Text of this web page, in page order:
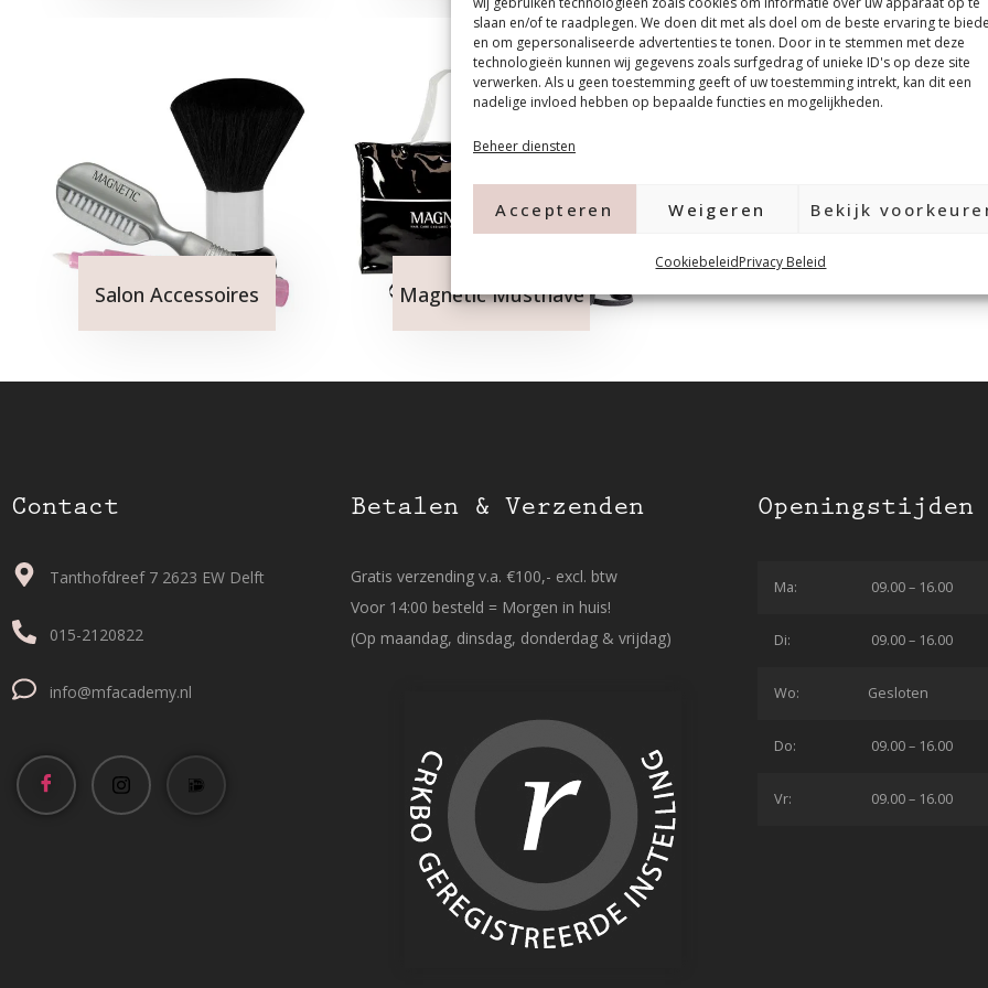
slaan en/of te raadplegen. We doen dit met als doel om de beste ervaring te
en om gepersonaliseerde advertenties te tonen. Door in te stemmen met deze
technologieën kunnen wij gegevens zoals surfgedrag of unieke ID's op deze site
verwerken. Als u geen toestemming geeft of uw toestemming intrekt, kan dit een
nadelige invloed hebben op bepaalde functies en mogelijkheden.
Beheer diensten
Accepteren Weigeren Bekijk
CookiebeleidPrivacy Beleid
Salon Accessoires Magnetic Musthave
Contact
Tanthofdreef 7 2623 EW Delft
015-2120822
info@mfacademy.nl
Betalen & Verzenden
Gratis verzending v.a. €100,- excl. btw
Voor 14:00 besteld = Morgen in huis!
(Op maandag, dinsdag, donderdag & vrijdag)
Openingstijden
Ma: 09.00 – 16.00
Di: 09.00 – 16.00
Wo: Gesloten
Do: 09.00 – 16.00
Vr: 09.00 – 16.00